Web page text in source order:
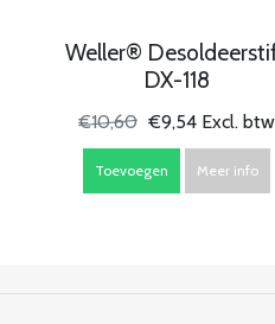
Weller®
DX-118
€10,60 €9,54 Excl. btw
Toevoegen Meer info